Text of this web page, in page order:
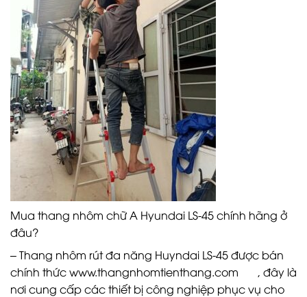
Mua thang nhôm chữ A Hyundai LS-45 chính hãng ở
đâu?
– Thang nhôm rút đa năng Huyndai LS-45 được bán
chính thứcwww.thangnhomtienthang.com , đây là
nơi cung cấp các thiết bị công nghiệp phục vụ cho